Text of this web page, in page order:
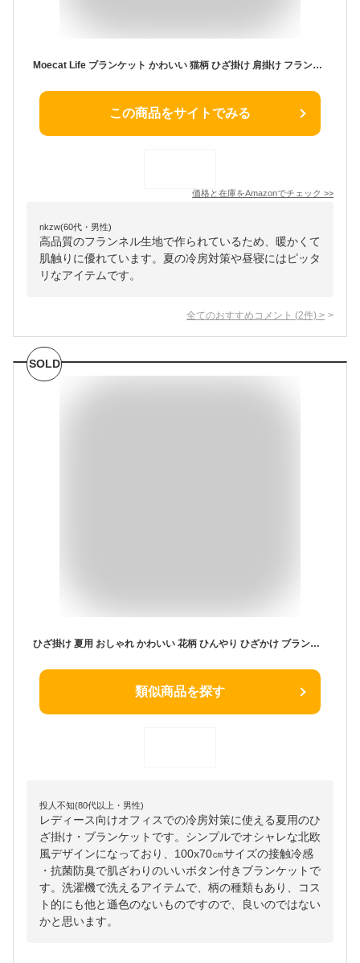
Moecat Life ブランケット かわいい 猫柄 ひざ掛け 肩掛け フランネル 毛布 お昼寝 防寒 冷房対策 四季通用 (ライトブルー, 100*75cm)
この商品をサイトでみる
価格と在庫をAmazonでチェック >>
nkzw(60代・男性)
高品質のフランネル生地で作られているため、暖かくて
肌触りに優れています。夏の冷房対策や昼寝にはピッタ
リなアイテムです。
全てのおすすめコメント (2件) >
SOLD
ひざ掛け 夏用 おしゃれ かわいい 花柄 ひんやり ひざかけ ブランケット 北欧 ひんやりグッズ クール 接触冷感 膝掛け 冷房対策 ソメル 3way オフィス ボタン付 誕生日 ギフト対応 ラッピング プレゼント 暑さ対策
類似商品を探す
投人不知(80代以上・男性)
レディース向けオフィスでの冷房対策に使える夏用のひ
ざ掛け・ブランケットです。シンプルでオシャレな北欧
風デザインになっており、100x70㎝サイズの接触冷感
・抗菌防臭で肌ざわりのいいボタン付きブランケットで
す。洗濯機で洗えるアイテムで、柄の種類もあり、コス
ト的にも他と遜色のないものですので、良いのではない
かと思います。